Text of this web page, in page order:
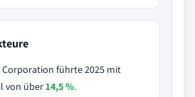
Corporation führte 2025 mit
von über14,5 %.